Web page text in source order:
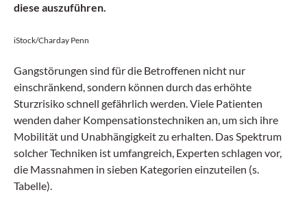
diese auszuführen.
iStock/Charday Penn
Gangstörungen sind für die Betroffenen nicht nur
einschränkend, sondern können durch das erhöhte
Sturzrisiko schnell gefährlich werden. Viele Patienten
wenden daher Kompensationstechniken an, um sich ihre
Mobilität und Unabhängigkeit zu erhalten. Das Spektrum
solcher Techniken ist umfangreich, Experten schlagen vor,
die Massnahmen in sieben Kategorien einzuteilen (s.
Tabelle).